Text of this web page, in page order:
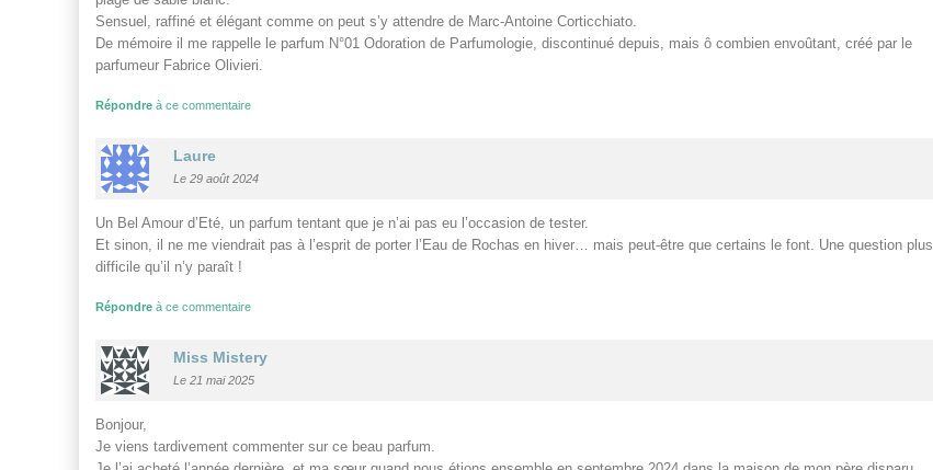
Sensuel, raffiné et élégant comme on peut s’y attendre de Marc-Antoine Corticchiato.
De mémoire il me rappelle le parfum N°01 Odoration de Parfumologie, discontinué depuis, mais ô combien envoûtant, créé par le
parfumeur Fabrice Olivieri.
Répondre à ce commentaire
Laure
Le 29 août 2024
Un Bel Amour d’Eté, un parfum tentant que je n’ai pas eu l’occasion de tester.
Et sinon, il ne me viendrait pas à l’esprit de porter l’Eau de Rochas en hiver… mais peut-être que certains le font. Une question plus
difficile qu’il n’y paraît !
Répondre à ce commentaire
Miss Mistery
Le 21 mai 2025
Bonjour,
Je viens tardivement commenter sur ce beau parfum.